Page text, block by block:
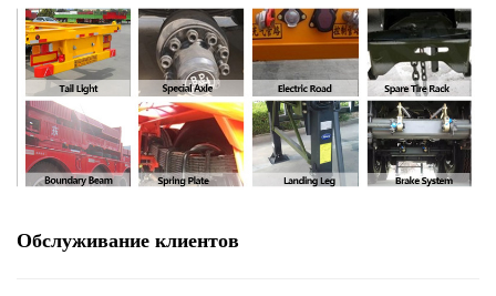
Обслуживание клиентов